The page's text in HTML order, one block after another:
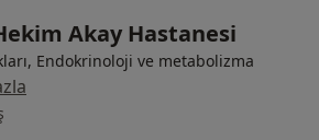
Akay Hastanesi
Endokrinoloji ve metabolizma